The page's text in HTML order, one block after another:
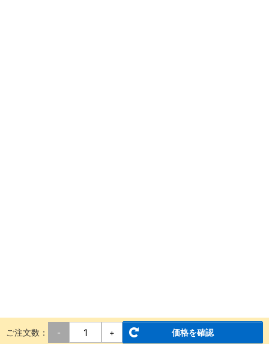
ご注文数： - +
価格を確認